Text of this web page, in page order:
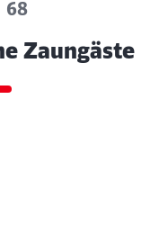
68
Zaungäste